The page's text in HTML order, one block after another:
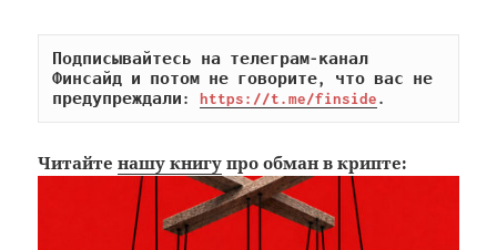
Подписывайтесь на телеграм-канал
Финсайд и потом не говорите, что вас не
предупреждали: https://t.me/finside.
Читайтенашу книгу про обман в крипте: